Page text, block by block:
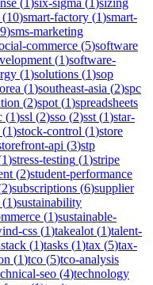
(10)smart-factory (1)smart-
9)sms-marketing
commerce (5)software
(1)software-
(1)solutions (1)sop
(1)southeast-asia (2)spc
(2)spot (1)spreadsheets
(1)ssl (2)sso (2)sst (1)star-
(1)stock-control (1)store
api (3)stp
1)stress-testing (1)stripe
(2)student-performance
2)subscriptions (6)supplier
(1)sustainability
(1)sustainable-
css (1)takealot (1)talent-
(1)tasks (1)tax (5)tax-
(1)tco (5)tco-analysis
seo (4)technology